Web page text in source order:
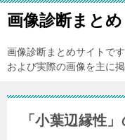
画像診断まとめ
画像診断まとめサイトで
および実際の画像を主に掲
「小葉辺縁性